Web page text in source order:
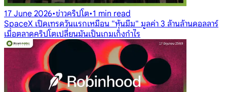
17 June 2026•ข่าวคริปโต•1 min read
SpaceX เปิดเทรดวันแรกเหมือน "หุ้นมีม" มูลค่า 3 ล้านล้านดอลลาร์
เมื่อตลาดคริปโตเปลี่ยนมันเป็นเกมเก็งกำไร